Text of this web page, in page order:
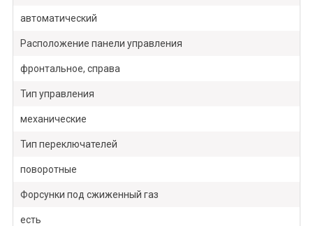
автоматический
Расположение панели управления
фронтальное, справа
Тип управления
механические
Тип переключателей
поворотные
Форсунки под сжиженный газ
есть